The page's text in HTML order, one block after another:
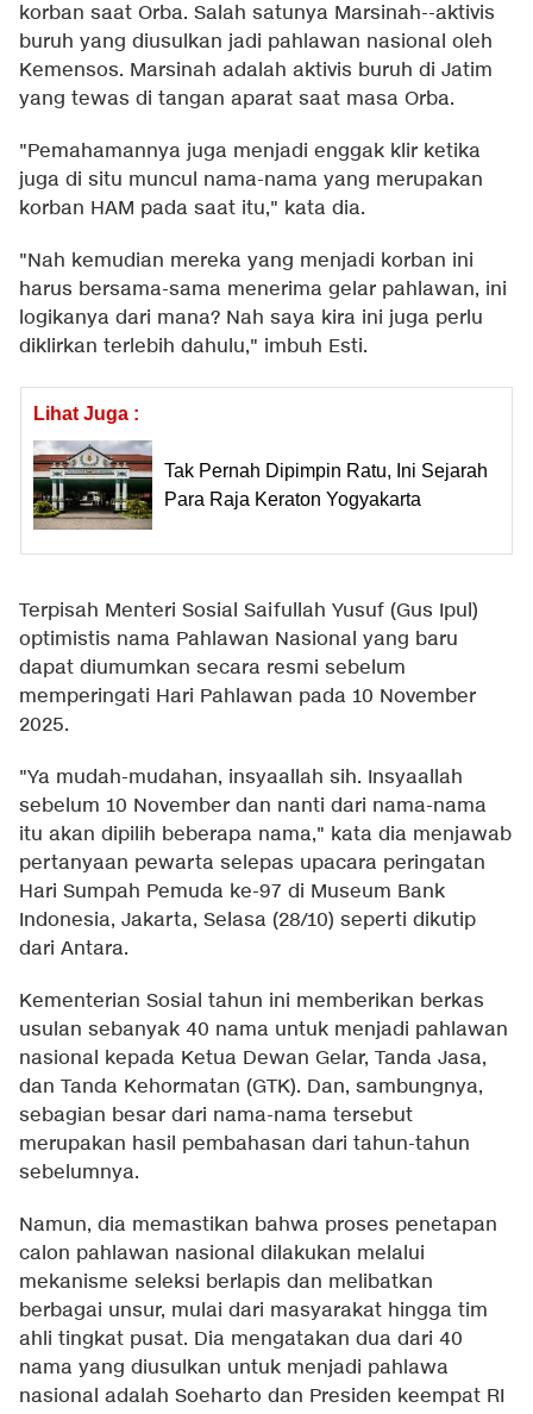
korban saat Orba. Salah satunya Marsinah--aktivis
buruh yang diusulkan jadi pahlawan nasional oleh
Kemensos. Marsinah adalah aktivis buruh di Jatim
yang tewas di tangan aparat saat masa Orba.
"Pemahamannya juga menjadi enggak klir ketika
juga di situ muncul nama-nama yang merupakan
korban HAM pada saat itu," kata dia.
"Nah kemudian mereka yang menjadi korban ini
harus bersama-sama menerima gelar pahlawan, ini
logikanya dari mana? Nah saya kira ini juga perlu
diklirkan terlebih dahulu," imbuh Esti.
Lihat Juga :
Tak Pernah Dipimpin Ratu, Ini Sejarah
Para Raja Keraton Yogyakarta
Terpisah Menteri Sosial Saifullah Yusuf (Gus Ipul)
optimistis nama Pahlawan Nasional yang baru
dapat diumumkan secara resmi sebelum
memperingati Hari Pahlawan pada 10 November
2025.
"Ya mudah-mudahan, insyaallah sih. Insyaallah
sebelum 10 November dan nanti dari nama-nama
itu akan dipilih beberapa nama," kata dia menjawab
pertanyaan pewarta selepas upacara peringatan
Hari Sumpah Pemuda ke-97 di Museum Bank
Indonesia, Jakarta, Selasa (28/10) seperti dikutip
dari Antara.
Kementerian Sosial tahun ini memberikan berkas
usulan sebanyak 40 nama untuk menjadi pahlawan
nasional kepada Ketua Dewan Gelar, Tanda Jasa,
dan Tanda Kehormatan (GTK). Dan, sambungnya,
sebagian besar dari nama-nama tersebut
merupakan hasil pembahasan dari tahun-tahun
sebelumnya.
Namun, dia memastikan bahwa proses penetapan
calon pahlawan nasional dilakukan melalui
mekanisme seleksi berlapis dan melibatkan
berbagai unsur, mulai dari masyarakat hingga tim
ahli tingkat pusat. Dia mengatakan dua dari 40
nama yang diusulkan untuk menjadi pahlawa
nasional adalah Soeharto dan Presiden keempat RI